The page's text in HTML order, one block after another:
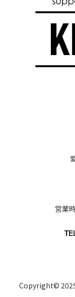
営業
Copyright©